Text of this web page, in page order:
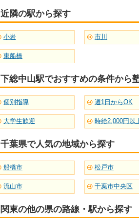
近隣の駅から探す
小岩 市川
東船橋
下総中山駅でおすすめの条件から
個別指導 週1日からOK
大学生歓迎 時給2,000円以
千葉県で人気の地域から探す
船橋市 松戸市
流山市 千葉市中央区
関東の他の県の路線・駅から探す